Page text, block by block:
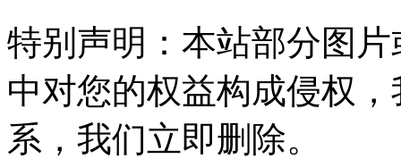
特别声明：本站部分图
中对您的权益构成侵权
系，我们立即删除。